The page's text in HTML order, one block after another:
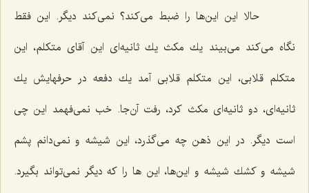
حالا این این‌ها را ضبط می‌كند؟ نمی‌كند دیگر. این فقط
نگاه می‌كند می‌بیند یك مكث یك ثانیه‌ای این آقای متكلم، این
متكلم قلابی، این متكلم قلابی آمد یك دفعه در حرفهایش یك
ثانیه‌ای، دو ثانیه‌ای مكث كرد، رفت آن‌جا. خب نمی‌فهمد این چی
است دیگر. در این ذهن چه می‌گذرد، این شیشه و نمی‌دانم پشم
شیشه و كشك شیشه و این‌ها، این ها را كه دیگر نمی‌تواند بگیرد.